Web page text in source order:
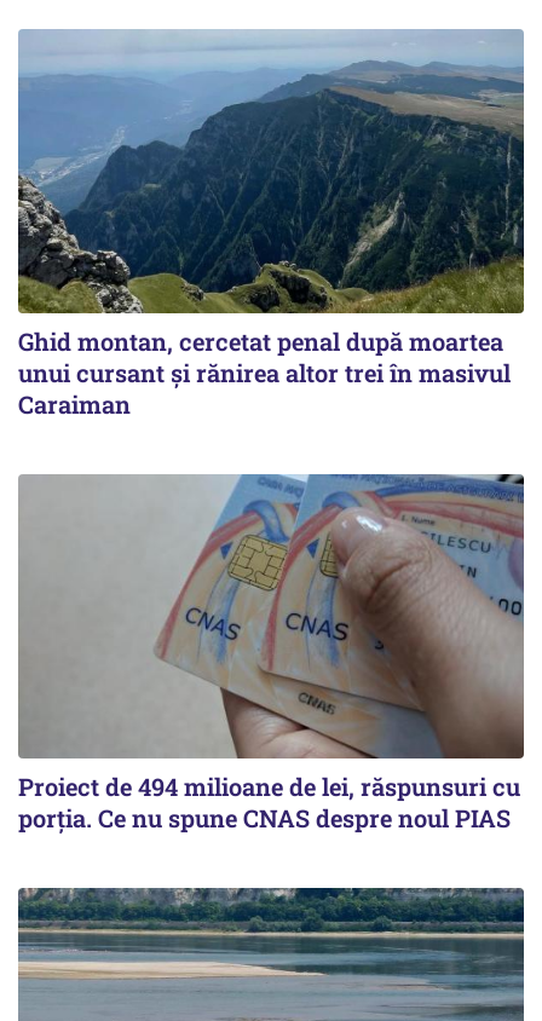
Ghid montan, cercetat penal după moartea
unui cursant și rănirea altor trei în masivul
Caraiman
Proiect de 494 milioane de lei, răspunsuri cu
porția. Ce nu spune CNAS despre noul PIAS